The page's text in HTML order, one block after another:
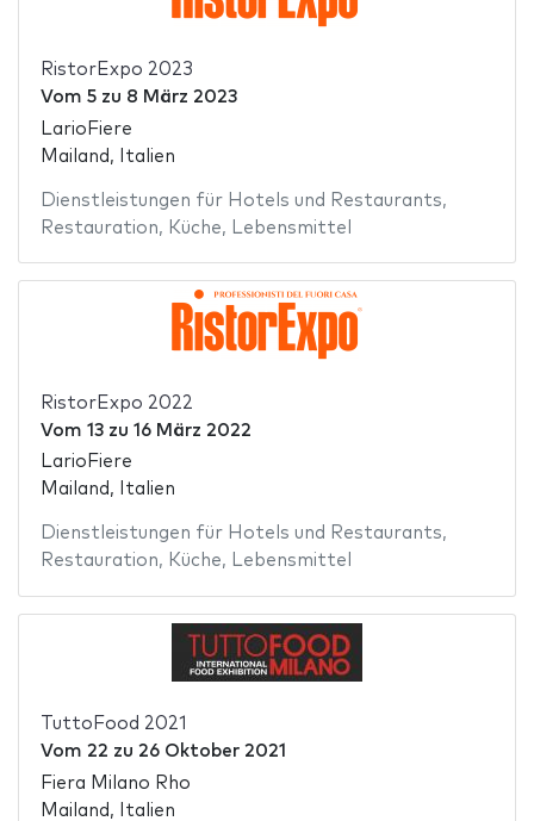
RistorExpo 2023
Vom 5zu 8 März 2023
LarioFiere
Mailand, Italien
Dienstleistungen für Hotels und Restaurants,
Restauration, Küche, Lebensmittel
RistorExpo 2022
Vom 13zu 16 März 2022
LarioFiere
Mailand, Italien
Dienstleistungen für Hotels und Restaurants,
Restauration, Küche, Lebensmittel
TuttoFood 2021
Vom 22 zu 26 Oktober 2021
Fiera Milano Rho
Mailand, Italien